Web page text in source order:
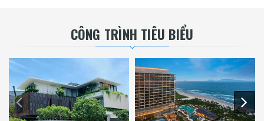
CÔNG TRÌNH TIÊU BIỂU